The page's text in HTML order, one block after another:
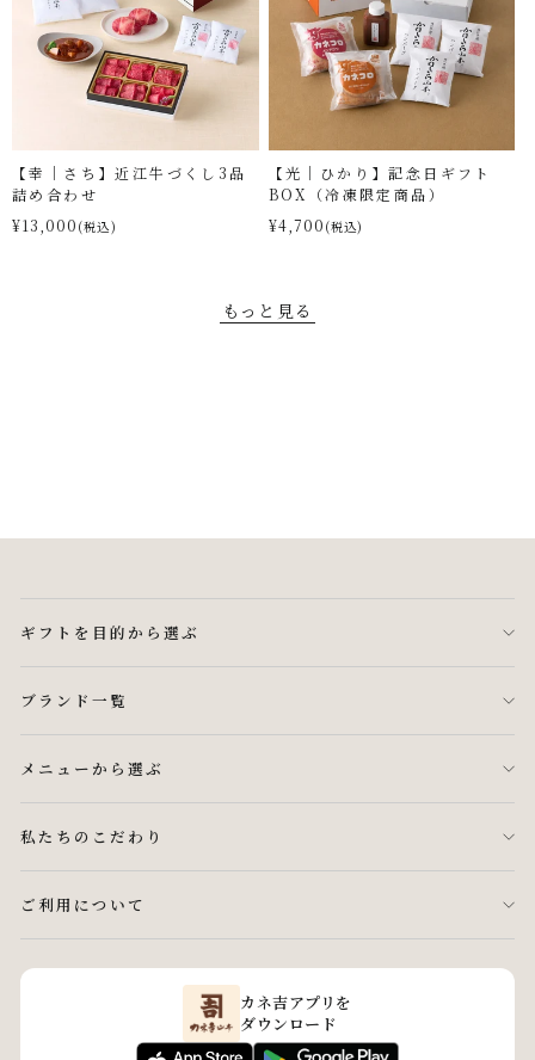
【幸｜さち】近江牛づくし3品
詰め合わせ
¥13,000 (税込)
【光｜ひかり】記念日ギフト
BOX（冷凍限定商品）
¥4,700 (税込)
もっと見る
ギフトを目的から選ぶ
ブランド一覧
メニューから選ぶ
私たちのこだわり
ご利用について
カネ吉アプリを
ダウンロード